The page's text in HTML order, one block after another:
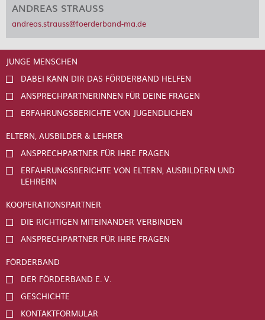
ANDREAS STRAUSS
andreas.strauss@foerderband-ma.de
JUNGE MENSCHEN
DABEI KANN DIR DAS FÖRDERBAND HELFEN
ANSPRECHPARTNERINNEN FÜR DEINE FRAGEN
ERFAHRUNGSBERICHTE VON JUGENDLICHEN
ELTERN, AUSBILDER & LEHRER
ANSPRECHPARTNER FÜR IHRE FRAGEN
ERFAHRUNGSBERICHTE VON ELTERN, AUSBILDERN UND
LEHRERN
KOOPERATIONSPARTNER
DIE RICHTIGEN MITEINANDER VERBINDEN
ANSPRECHPARTNER FÜR IHRE FRAGEN
FÖRDERBAND
DER FÖRDERBAND E. V.
GESCHICHTE
KONTAKTFORMULAR